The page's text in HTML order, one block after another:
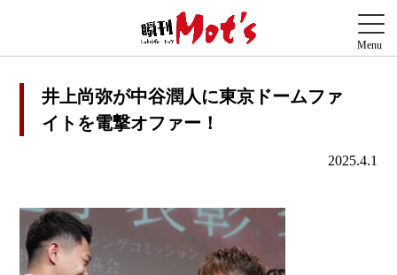
井上尚弥が中谷潤人に東京ドームファ
イトを電撃オファー！
2025.4.1